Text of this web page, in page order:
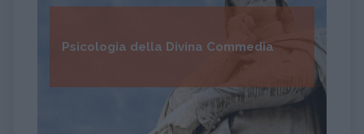
Psicologia della Divina Commedia